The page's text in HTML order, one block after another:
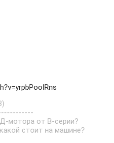
мотора от В-серии?
стоит на машине?